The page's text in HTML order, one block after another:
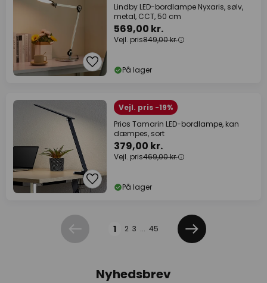
Lindby LED-bordlampe Nyxaris, sølv,
metal, CCT, 50 cm
569,00 kr.
Vejl. pris849,00 kr.
På lager
Vejl. pris -19%
Prios Tamarin LED-bordlampe, kan
dæmpes, sort
379,00 kr.
Vejl. pris469,00 kr.
På lager
Forrige 1 2 3 ... 45
Næste
Nyhedsbrev